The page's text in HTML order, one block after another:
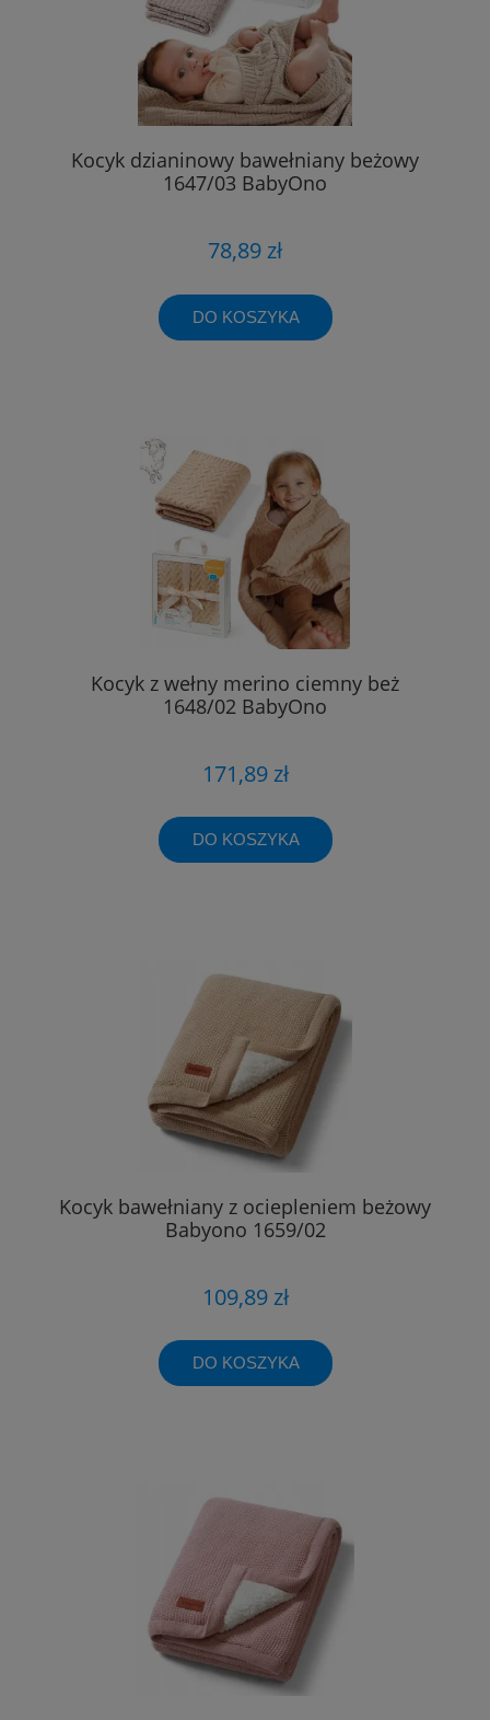
Kocyk dzianinowy bawełniany beżowy
1647/03 BabyOno
78,89 zł
DO KOSZYKA
Kocyk z wełny merino ciemny beż
1648/02 BabyOno
171,89 zł
DO KOSZYKA
Kocyk bawełniany z ociepleniem beżowy
Babyono 1659/02
109,89 zł
DO KOSZYKA